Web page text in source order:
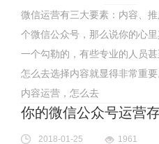
微信运营有三大要素：内容、
个微信公众号，那么说你的心
一个勾勒的，有些专业的人员
怎么去选择内容就显得非常重
内容运营，怎么去
你的微信公众号运营
2018-01-25 1961